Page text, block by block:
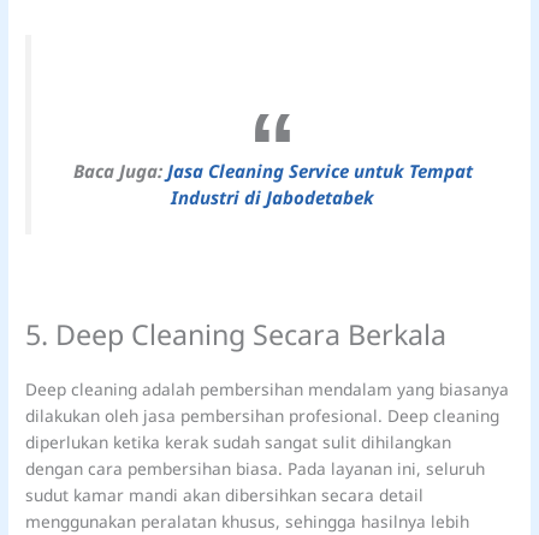
Baca Juga: Jasa Cleaning Service untuk Tempat
Industri di Jabodetabek
5. Deep Cleaning Secara Berkala
Deep cleaning adalah pembersihan mendalam yang biasanya
dilakukan oleh jasa pembersihan profesional. Deep cleaning
diperlukan ketika kerak sudah sangat sulit dihilangkan
dengan cara pembersihan biasa. Pada layanan ini, seluruh
sudut kamar mandi akan dibersihkan secara detail
menggunakan peralatan khusus, sehingga hasilnya lebih